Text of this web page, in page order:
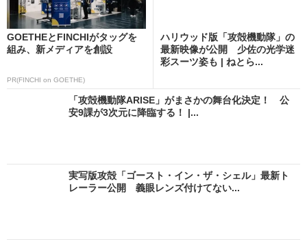
GOETHEとFINCHIがタッグを
組み、新メディアを創設
PR(FINCHI on GOETHE)
ハリウッド版「攻殻機動隊」の
最新映像が公開 少佐の光学迷
彩スーツ姿も | ねとら...
「攻殻機動隊ARISE」がまさかの舞台化決定！ 公
安9課が3次元に降臨する！ |...
実写版攻殻「ゴースト・イン・ザ・シェル」最新ト
レーラー公開 義眼レンズ付けてない...